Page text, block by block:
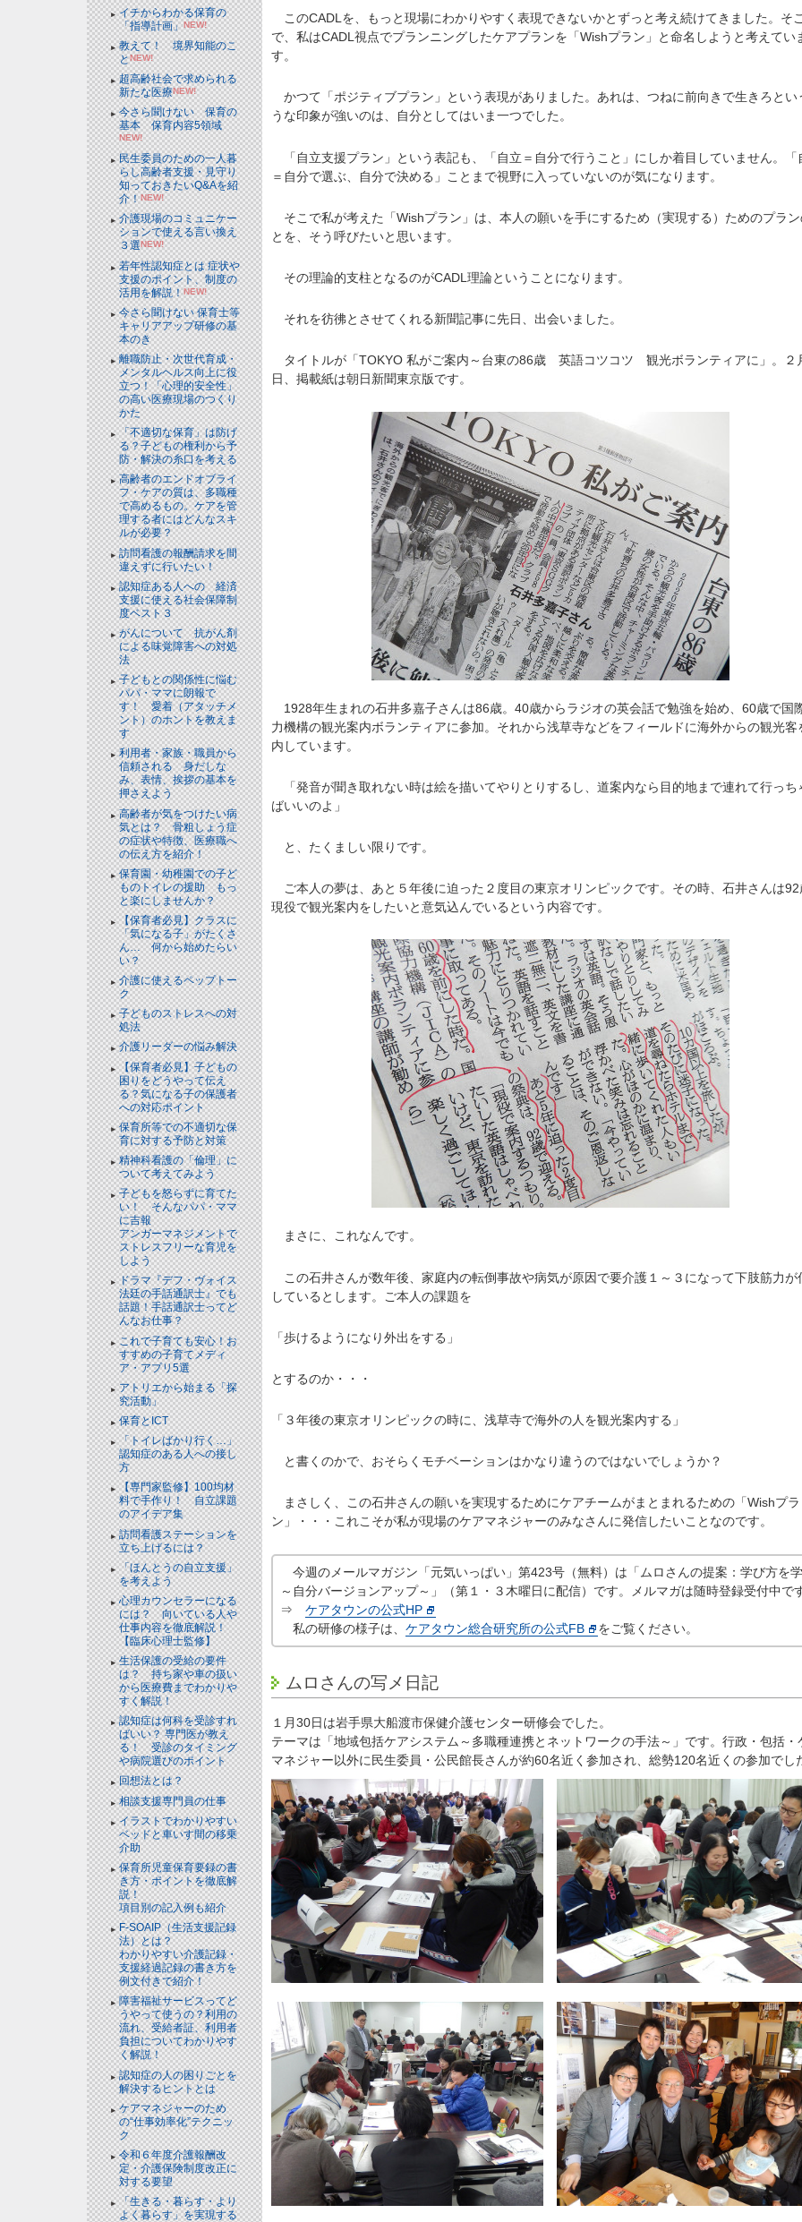
イチからわかる保育の
「指導計画」NEW!
教えて！ 境界知能のこ
とNEW!
超高齢社会で求められる
新たな医療NEW!
今さら聞けない 保育の
基本 保育内容5領域
NEW!
民生委員のための一人暮
らし高齢者支援・見守り
知っておきたいQ&Aを紹
介！NEW!
介護現場のコミュニケー
ションで使える言い換え
３選NEW!
若年性認知症とは 症状や
支援のポイント、制度の
活用を解説！NEW!
今さら聞けない 保育士等
キャリアアップ研修の基
本のき
離職防止・次世代育成・
メンタルヘルス向上に役
立つ！「心理的安全性」
の高い医療現場のつくり
かた
「不適切な保育」は防げ
る？子どもの権利から予
防・解決の糸口を考える
高齢者のエンドオブライ
フ・ケアの質は、多職種
で高めるもの。ケアを管
理する者にはどんなスキ
ルが必要？
訪問看護の報酬請求を間
違えずに行いたい！
認知症ある人への 経済
支援に使える社会保障制
度ベスト３
がんについて 抗がん剤
による味覚障害への対処
法
子どもとの関係性に悩む
パパ・ママに朗報で
す！ 愛着（アタッチメ
ント）のホントを教えま
す
利用者・家族・職員から
信頼される 身だしな
み、表情、挨拶の基本を
押さえよう
高齢者が気をつけたい病
気とは？ 骨粗しょう症
の症状や特徴、医療職へ
の伝え方を紹介！
保育園・幼稚園での子ど
ものトイレの援助 もっ
と楽にしませんか？
【保育者必見】クラスに
「気になる子」がたくさ
ん… 何から始めたらい
い？
介護に使えるペップトー
ク
子どものストレスへの対
処法
介護リーダーの悩み解決
【保育者必見】子どもの
困りをどうやって伝え
る？気になる子の保護者
への対応ポイント
保育所等での不適切な保
育に対する予防と対策
精神科看護の「倫理」に
ついて考えてみよう
子どもを怒らずに育てた
い！ そんなパパ・ママ
に吉報
アンガーマネジメントで
ストレスフリーな育児を
しよう
ドラマ『デフ・ヴォイス
法廷の手話通訳士』でも
話題！手話通訳士ってど
んなお仕事？
これで子育ても安心！お
すすめの子育てメディ
ア・アプリ5選
アトリエから始まる「探
究活動」
保育とICT
「トイレばかり行く…」
認知症のある人への接し
方
【専門家監修】100均材
料で手作り！ 自立課題
のアイデア集
訪問看護ステーションを
立ち上げるには？
「ほんとうの自立支援」
を考えよう
心理カウンセラーになる
には？ 向いている人や
仕事内容を徹底解説！
【臨床心理士監修】
生活保護の受給の要件
は？ 持ち家や車の扱い
から医療費までわかりや
すく解説！
認知症は何科を受診すれ
ばいい？ 専門医が教え
る！ 受診のタイミング
や病院選びのポイント
回想法とは？
相談支援専門員の仕事
イラストでわかりやすい
ベッドと⾞いす間の移乗
介助
保育所児童保育要録の書
き方・ポイントを徹底解
説！
項目別の記入例も紹介
F-SOAIP（生活支援記録
法）とは？
わかりやすい介護記録・
支援経過記録の書き方を
例文付きで紹介！
障害福祉サービスってど
うやって使うの？利用の
流れ、受給者証、利用者
負担についてわかりやす
く解説！
認知症の人の困りごとを
解決するヒントとは
ケアマネジャーのため
の“仕事効率化”テクニッ
ク
令和６年度介護報酬改
定・介護保険制度改正に
対する要望
「生きる・暮らす・より
よく暮らす」を実現する
このCADLを、もっと現場にわかりやすく表現できないかとずっと考え続けてきました。そ
で、私はCADL視点でプランニングしたケアプランを「Wishプラン」と命名しようと考えてい
す。
かつて「ポジティブプラン」という表現がありました。あれは、つねに前向きで生きろとい
うな印象が強いのは、自分としてはいま一つでした。
「自立支援プラン」という表記も、「自立＝自分で行うこと」にしか着目していません。「
＝自分で選ぶ、自分で決める」ことまで視野に入っていないのが気になります。
そこで私が考えた「Wishプラン」は、本人の願いを手にするため（実現する）ためのプラ
とを、そう呼びたいと思います。
その理論的支柱となるのがCADL理論ということになります。
それを彷彿とさせてくれる新聞記事に先日、出会いました。
タイトルが「TOKYO 私がご案内～台東の86歳 英語コツコツ 観光ボランティアに」。２
日、掲載紙は朝日新聞東京版です。
1928年生まれの石井多嘉子さんは86歳。40歳からラジオの英会話で勉強を始め、60歳で国
力機構の観光案内ボランティアに参加。それから浅草寺などをフィールドに海外からの観光客
内しています。
「発音が聞き取れない時は絵を描いてやりとりするし、道案内なら目的地まで連れて行っち
ばいいのよ」
と、たくましい限りです。
ご本人の夢は、あと５年後に迫った２度目の東京オリンピックです。その時、石井さんは92
現役で観光案内をしたいと意気込んでいるという内容です。
まさに、これなんです。
この石井さんが数年後、家庭内の転倒事故や病気が原因で要介護１～３になって下肢筋力が
しているとします。ご本人の課題を
「歩けるようになり外出をする」
とするのか・・・
「３年後の東京オリンピックの時に、浅草寺で海外の人を観光案内する」
と書くのかで、おそらくモチベーションはかなり違うのではないでしょうか？
まさしく、この石井さんの願いを実現するためにケアチームがまとまれるための「Wishプラ
ン」・・・これこそが私が現場のケアマネジャーのみなさんに発信したいことなのです。
今週のメールマガジン「元気いっぱい」第423号（無料）は「ムロさんの提案：学び方を
～自分バージョンアップ～」（第１・３木曜日に配信）です。メルマガは随時登録受付中で
⇒ ケアタウンの公式HP
私の研修の様子は、 ケアタウン総合研究所の公式FB をご覧ください。
ムロさんの写メ日記
１月30日は岩手県大船渡市保健介護センター研修会でした。
テーマは「地域包括ケアシステム～多職種連携とネットワークの手法～」です。行政・包括・
マネジャー以外に民生委員・公民館長さんが約60名近く参加され、総勢120名近くの参加でし